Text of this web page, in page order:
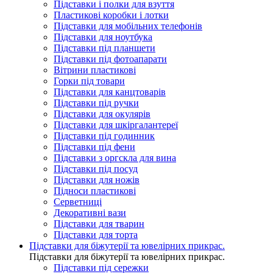
Підставки і полки для взуття
Пластикові коробки і лотки
Підставки для мобільних телефонів
Підставки для ноутбука
Підставки під планшети
Підставки під фотоапарати
Вітрини пластикові
Горки під товари
Підставки для канцтоварів
Підставки під ручки
Підставки для окулярів
Підставки для шкіргалантереї
Підставки під годинник
Підставки під фени
Підставки з оргскла для вина
Підставки під посуд
Підставки для ножів
Підноси пластикові
Серветниці
Декоративні вази
Підставки для тварин
Підставки для торта
Підставки для біжутерії та ювелірниx прикрас.
Підставки для біжутерії та ювелірниx прикрас.
Підставки під сережки